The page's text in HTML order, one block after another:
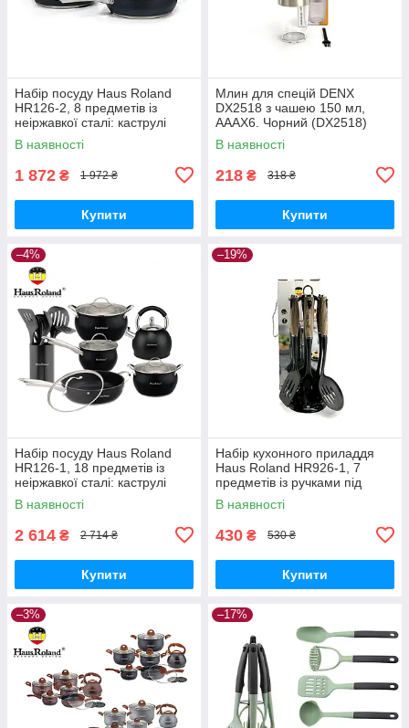
Набір посуду Haus Roland
HR126-2, 8 предметів із
неіржавкої сталі: каструлі
3,6/6,1 л, ківш 1,9 л,
сковорода 2,9 л, з чорним
В наявності
1 872 ₴ 1 972 ₴
Купити
Млин для спецій DENX
DX2518 з чашею 150 мл,
АААХ6. Чорний (DX2518)
В наявності
218 ₴ 318 ₴
Купити
–4%
Набір посуду Haus Roland
HR126-1, 18 предметів із
неіржавкої сталі: каструлі
3,6/6,0 л, ківш 1,9 л,
сковорода 2,9 л, чайник 3,0 (
В наявності
2 614 ₴ 2 714 ₴
Купити
–19%
Набір кухонного приладдя
Haus Roland HR926-1, 7
предметів із ручками під
дерево. Чорний (HR926-1)
В наявності
430 ₴ 530 ₴
Купити
–3% –17%